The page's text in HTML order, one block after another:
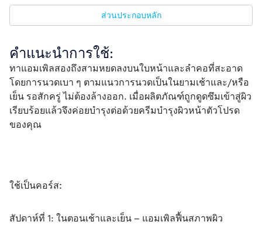
ส่วนประกอบหลัก
คำแนะนำการใช้:
ทาแอมเพิลสองถึงสามหยดลงบนใบหน้าและลำคอที่สะอาด
โดยการนวดเบา ๆ ตามแนวการนวดเป็นในยามเช้าและ/หรือ
เย็น รอสักครู่ ไม่ต้องล้างออก. เมื่อผลิตภัณฑ์ถูกดูดซึมเข้าสู่ผิว
เรียบร้อยแล้วจึงค่อยบำรุงต่อด้วยครีมบำรุงผิวหน้าตัวโปรด
ของคุณ
ใช้เป็นคอร์ส:
สัปดาห์ที่ 1: ในตอนเช้าและเย็น – แอมเพิลฟื้นสภาพผิว